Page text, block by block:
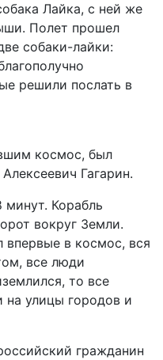
Лайка, с ней же
Полет прошел
собаки-лайки:
решили послать в
космос, был
Гагарин.
Корабль
вокруг Земли.
впервые в космос, вся
все люди
то все
улицы городов и
гражданин